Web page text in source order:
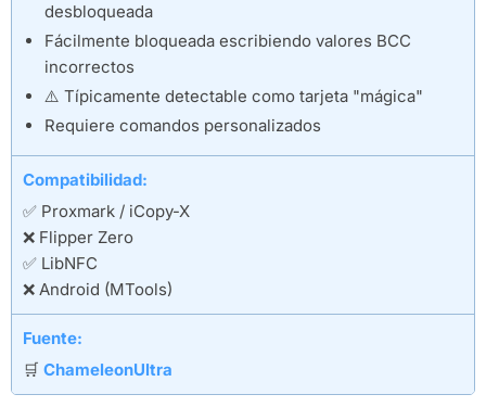
desbloqueada
Fácilmente bloqueada escribiendo valores BCC
incorrectos
⚠️ Típicamente detectable como tarjeta "mágica"
Requiere comandos personalizados
Compatibilidad:
✅ Proxmark / iCopy-X
❌ Flipper Zero
✅ LibNFC
❌ Android (MTools)
Fuente:
🛒 ChameleonUltra